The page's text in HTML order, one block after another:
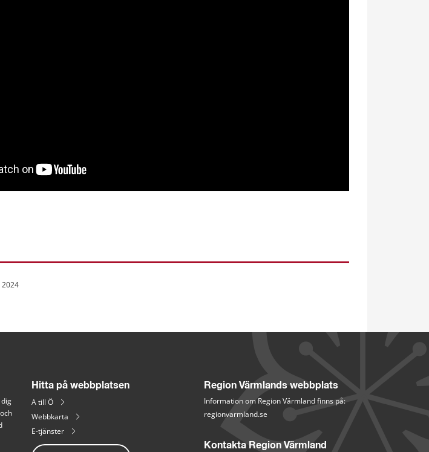
2024
Hitta på webbplatsen
A till Ö
Webbkarta
E-tjänster
Region Värmlands webbplats
Information om Region Värmland finns på:
regionvarmland.se
Kontakta Region Värmland